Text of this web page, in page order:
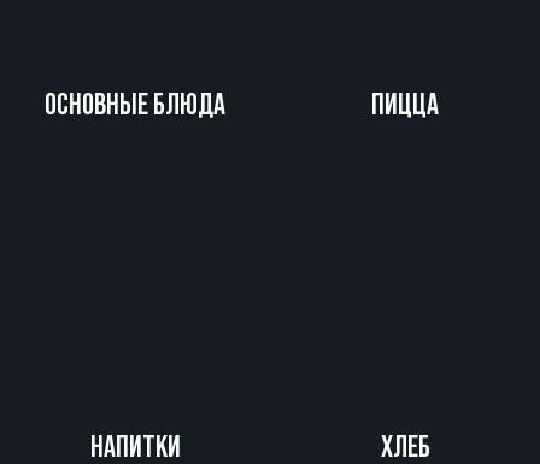
ОСНОВНЫЕ БЛЮДА ПИЦЦА
НАПИТКИ ХЛЕБ